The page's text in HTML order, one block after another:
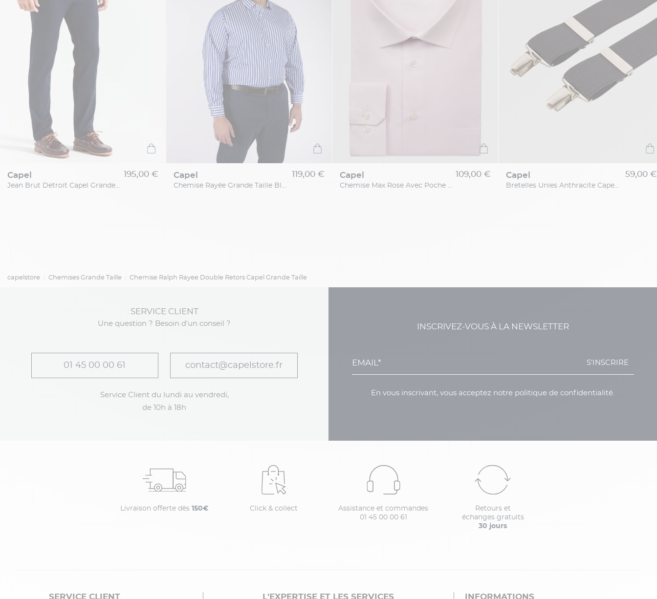
capel
Jean Brut Detroit Capel Grande Taille
195,00 € capel
Chemise Rayée Grande Taille Bleu
119,00 € capel
Chemise Max Rose Avec Poche Capel Grande Taille
109,00 € capel
Bretelles Unies Anthracite Capel Grande Taille
59,00 €
capelstore Chemises Grande Taille Chemise Ralph Rayee Double Retors Capel Grande Taille
SERVICE CLIENT
Une question ? Besoin d'un conseil ?
01 45 00 00 61 contact@capelstore.fr
Service Client du lundi au vendredi,
de 10h à 18h
INSCRIVEZ-VOUS À LA NEWSLETTER
S'INSCRIRE
En vous inscrivant, vous acceptez notre politique de confidentialité.
Livraison offerte dès 150€ Click & collect
Assistance et commandes
01 45 00 00 61
Retours et
échanges gratuits
30 jours
SERVICE CLIENT L'EXPERTISE ET LES SERVICES INFORMATIONS